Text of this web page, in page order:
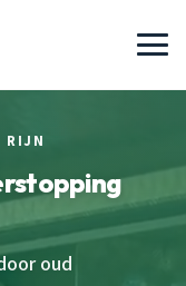
RIJN
oud